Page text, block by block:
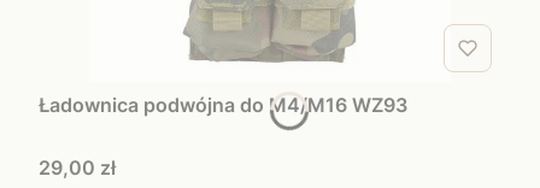
Ładownica podwójna do M4/M16 WZ93
Cena
29,00 zł